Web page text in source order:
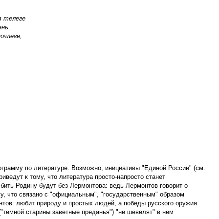
телеге
по литературе. Возможно, инициативы "Единой России" (см.
к тому, что литература просто-напросто станет
Родину будут без Лермонтова: ведь Лермонтов говорит о
что связано с "официальным", "государственным" образом
любит природу и простых людей, а победы русского оружия
старины заветные преданья") "не шевелят" в нем